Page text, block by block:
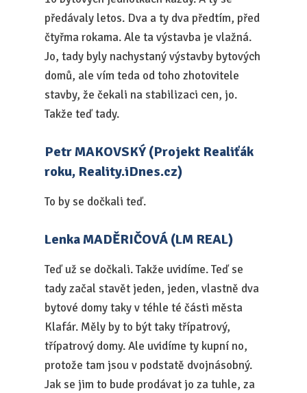
předávaly letos. Dva a ty dva předtím, před
čtyřma rokama. Ale ta výstavba je vlažná.
Jo, tady byly nachystaný výstavby bytových
domů, ale vím teda od toho zhotovitele
stavby, že čekali na stabilizaci cen, jo.
Takže teď tady.
Petr MAKOVSKÝ (Projekt Realiťák
roku, Reality.iDnes.cz)
To by se dočkali teď.
Lenka MADĚRIČOVÁ (LM REAL)
Teď už se dočkali. Takže uvidíme. Teď se
tady začal stavět jeden, jeden, vlastně dva
bytové domy taky v téhle té části města
Klafár. Měly by to být taky třípatrový,
třípatrový domy. Ale uvidíme ty kupní no,
protože tam jsou v podstatě dvojnásobný.
Jak se jim to bude prodávat jo za tuhle, za